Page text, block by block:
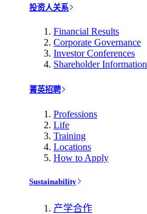
投资人关系
Financial Results
Corporate Governance
Investor Conferences
Shareholder Information
菁英招聘
Professions
Life
Training
Locations
How to Apply
Sustainability
产学合作